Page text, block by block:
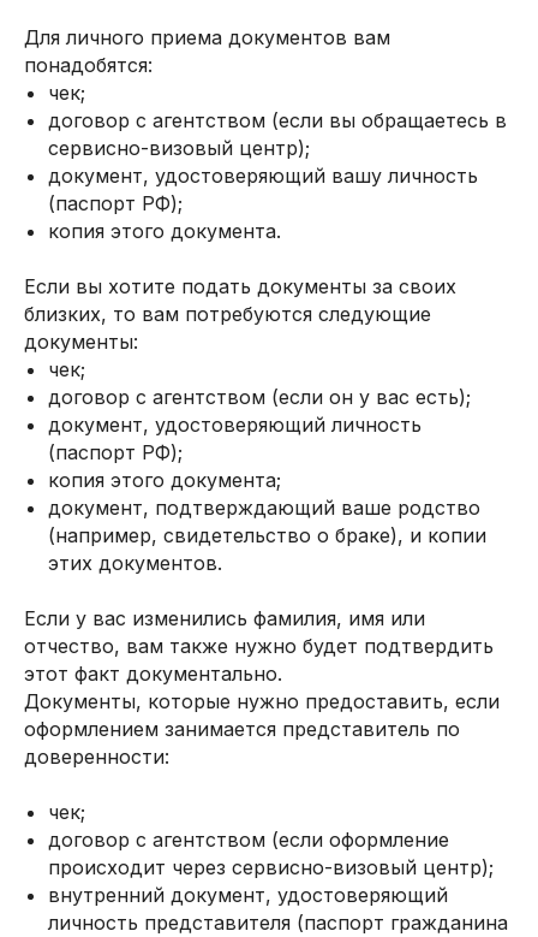
Для личного приема документов вам
понадобятся:
чек;
договор с агентством (если вы обращаетесь в
сервисно-визовый центр);
документ, удостоверяющий вашу личность
(паспорт РФ);
копия этого документа.
Если вы хотите подать документы за своих
близких, то вам потребуются следующие
документы:
чек;
договор с агентством (если он у вас есть);
документ, удостоверяющий личность
(паспорт РФ);
копия этого документа;
документ, подтверждающий ваше родство
(например, свидетельство о браке), и копии
этих документов.
Если у вас изменились фамилия, имя или
отчество, вам также нужно будет подтвердить
этот факт документально.
Документы, которые нужно предоставить, если
оформлением занимается представитель по
доверенности:
чек;
договор с агентством (если оформление
происходит через сервисно-визовый центр);
внутренний документ, удостоверяющий
личность представителя (паспорт гражданина